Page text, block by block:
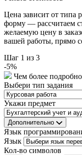
Цена зависит от типа
форму — рассчитаем
желаемую цену в
вашей работы, прямо
Шаг 1 из 3
-5%
Чем более
Выбери тип задания
Укажи предмет
Дополнительно
Язык
Язык
Кол-во символов